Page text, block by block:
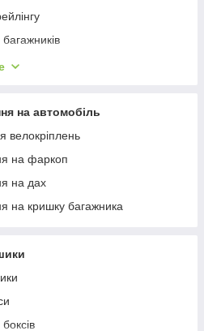
місце
рейлінги
на автомобіль
велокріплень
на фаркоп
на дах
на кришку багажника